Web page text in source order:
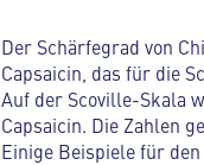
Der Schärfegrad von
Capsaicin, das für die
Auf der Scoville-Skala
Capsaicin. Die Zahlen
Einige Beispiele für